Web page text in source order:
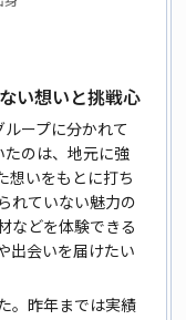
い想いと挑戦心
ープに分かれて
のは、地元に強
想いをもとに打ち
れていない魅力の
などを体験できる
出会いを届けたい
。昨年までは実績